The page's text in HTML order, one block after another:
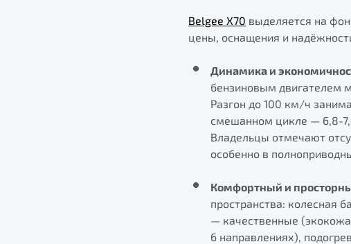
Belgee X70 выделяется на
цены, оснащения и
Динамика и
бензиновым двигателем
Разгон до 100 км/ч
смешанном цикле — 6,8-
Владельцы отмечают
особенно в
Комфортный и
пространства: колесная
— качественные (экокожа
6 направлениях),